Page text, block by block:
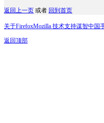
返回上一页 或者 回到首页
关于FirefoxMozilla 技术支持谋智中国
返回顶部